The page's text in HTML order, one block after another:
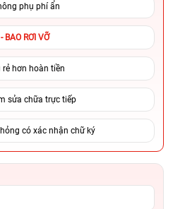
phụ phí ẩn
BAO RƠI VỠ
rẻ hơn hoàn tiền
sửa chữa trực tiếp
có xác nhận chữ ký